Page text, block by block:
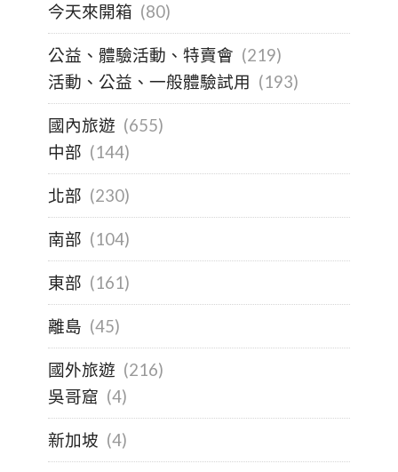
今天來開箱 (80)
公益、體驗活動、特賣會 (219)
活動、公益、一般體驗試用 (193)
國內旅遊 (655)
中部 (144)
北部 (230)
南部 (104)
東部 (161)
離島 (45)
國外旅遊 (216)
吳哥窟 (4)
新加坡 (4)